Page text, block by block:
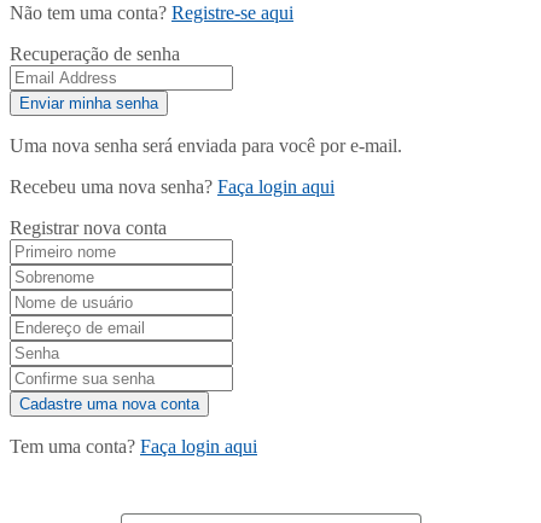
Não tem uma conta? Registre-se aqui
Recuperação de senha
Uma nova senha será enviada para você por e-mail.
Recebeu uma nova senha? Faça login aqui
Registrar nova conta
Tem uma conta? Faça login aqui